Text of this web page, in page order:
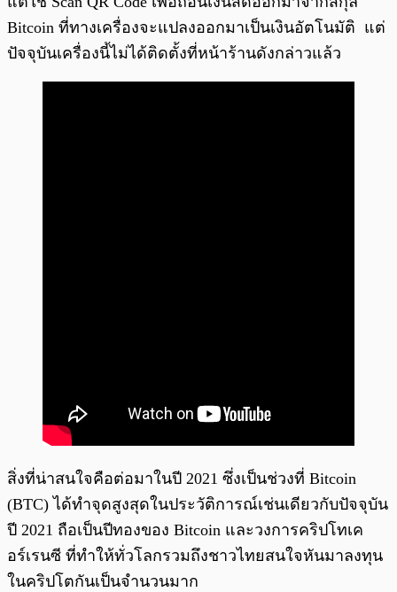
Bitcoin ที่ทางเครื่องจะแปลงออกมาเป็นเงินอัตโนมัติ แต่
ปัจจุบันเครื่องนี้ไม่ได้ติดตั้งที่หน้าร้านดังกล่าวแล้ว
สิ่งที่น่าสนใจคือต่อมาในปี 2021 ซึ่งเป็นช่วงที่ Bitcoin
(BTC) ได้ทำจุดสูงสุดในประวัติการณ์เช่นเดียวกับปัจจุบัน
ปี 2021 ถือเป็นปีทองของ Bitcoin และวงการคริปโทเค
อร์เรนซี ที่ทำให้ทั่วโลกรวมถึงชาวไทยสนใจหันมาลงทุน
ในคริปโตกันเป็นจำนวนมาก